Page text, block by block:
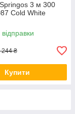
3 м 300
Cold White
244 ₴
Купити